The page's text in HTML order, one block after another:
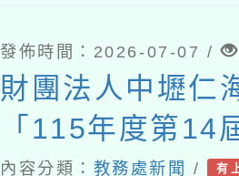
發佈時間：2026-07-07 /
財團法人中壢仁
「115年度第14
比賽簡章」
內容分類： 教務處新聞 / 有